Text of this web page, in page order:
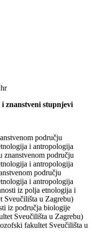
znanstveni stupnjevi
području
i antropologija
znanstvenom području
i antropologija
području
i antropologija
iz polja etnologija i
Sveučilišta u Zagrebu)
iz područja biologije
Sveučilišta u Zagrebu)
fakultet Sveučilišta u